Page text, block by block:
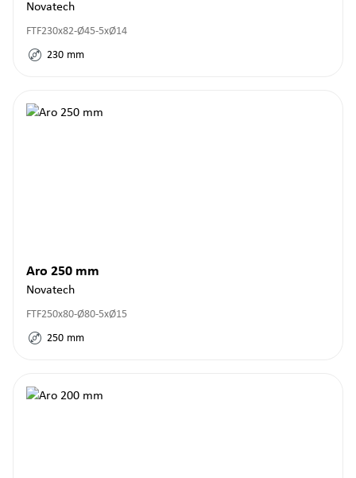
Novatech
FTF230x82-Ø45-5xØ14
230 mm
Aro 250 mm
Novatech
FTF250x80-Ø80-5xØ15
250 mm